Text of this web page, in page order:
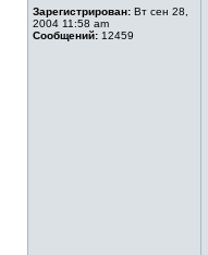
Зарегистрирован: Вт сен 28,
2004 11:58 am
Сообщений: 12459